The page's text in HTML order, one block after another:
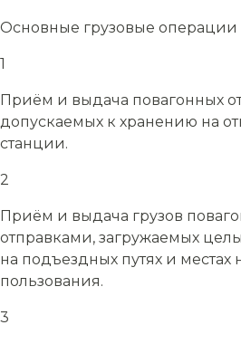
Основные грузовые операции
1
Приём и выдача повагонных
допускаемых к хранению на
станции.
2
Приём и выдача грузов
отправками, загружаемых
на подъездных путях и местах
пользования.
3